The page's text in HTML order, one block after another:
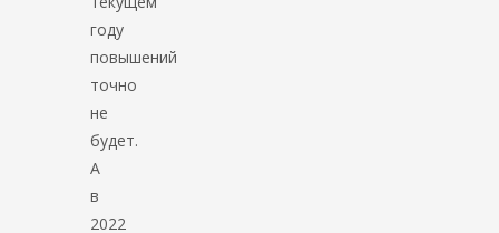
году
повышений
точно
не
будет.
А
в
2022